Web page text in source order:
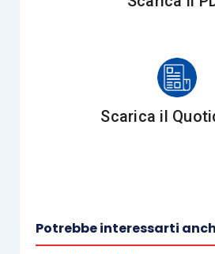
nel settore della produzione
attrezzature di lavoro
innovative per ridurre in
emissioni inquinanti, migliorare
sostenibilità complessiva e
Il bando ISI 2025 ha stanziato
Scarica il
Potrebbe interessarti